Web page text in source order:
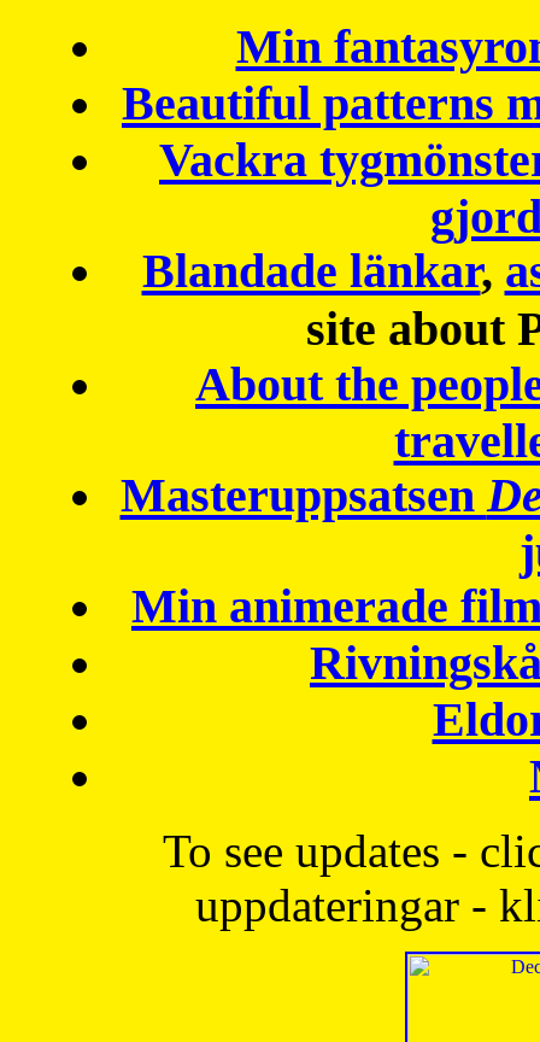
Min
Beautiful patterns
Vackra
Blandade länkar,
site about
About the
Masteruppsatsen
Min animerade
To see updates -
uppdateringar -